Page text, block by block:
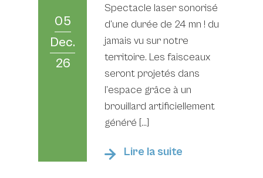
05
Dec.
26
Spectacle laser sonorisé
d’une durée de 24 mn ! du
jamais vu sur notre
territoire. Les faisceaux
seront projetés dans
l’espace grâce à un
brouillard artificiellement
généré […]
Lire la suite